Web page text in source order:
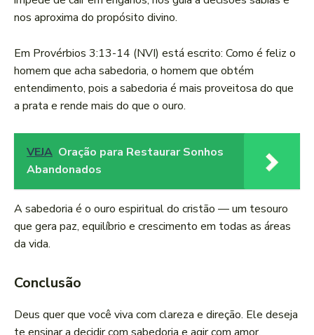
nos aproxima do propósito divino.
Em Provérbios 3:13-14 (NVI) está escrito: Como é feliz o
homem que acha sabedoria, o homem que obtém
entendimento, pois a sabedoria é mais proveitosa do que
a prata e rende mais do que o ouro.
VEJA Oração para Restaurar Sonhos
Abandonados
A sabedoria é o ouro espiritual do cristão — um tesouro
que gera paz, equilíbrio e crescimento em todas as áreas
da vida.
Conclusão
Deus quer que você viva com clareza e direção. Ele deseja